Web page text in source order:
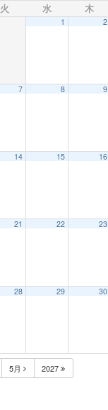
火 水 木
1 2
7 8 9
14 15 16
21 22 23
28 29 30
5月 2027